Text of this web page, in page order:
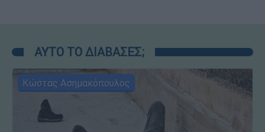
ΑΥΤΟ ΤΟ ΔΙΑΒΑΣΕΣ;
Κώστας Ασημακόπουλος